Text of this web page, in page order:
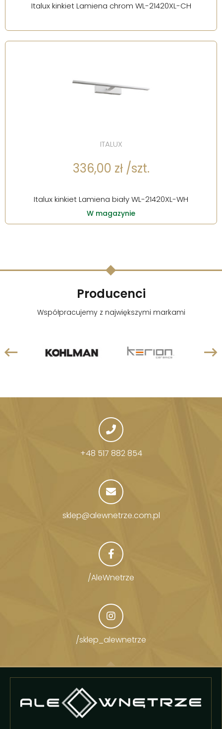
Italux kinkiet Lamiena chrom WL-21420XL-CH
ITALUX
336,00 zł /szt.
Italux kinkiet Lamiena biały WL-21420XL-WH
W magazynie
Producenci
Współpracujemy z największymi markami
+48 517 882 854
sklep@alewnetrze.com.pl
/AleWnetrze
/sklep_alewnetrze